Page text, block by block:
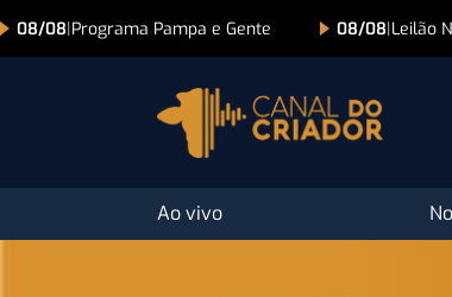
e Gente 08/08|Leilão Nelore Pintado HL
Ao vivo